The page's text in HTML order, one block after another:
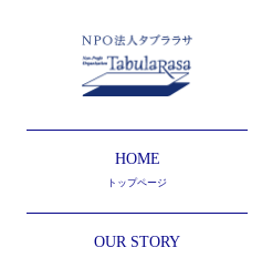
HOME
トップページ
OUR STORY